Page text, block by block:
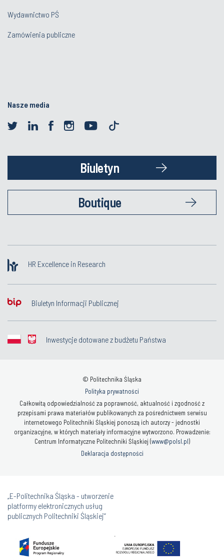
Wydawnictwo PŚ
Zamówienia publiczne
Nasze media
Biuletyn
Boutique
HR Excellence in Research
Biuletyn Informacji Publicznej
Inwestycje dotowane z budżetu Państwa
© Politechnika Śląska
Polityka prywatności
Całkowitą odpowiedzialność za poprawność, aktualność i zgodność z
przepisami prawa materiałów publikowanych za pośrednictwem serwisu
internetowego Politechniki Śląskiej ponoszą ich autorzy - jednostki
organizacyjne, w których materiały informacyjne wytworzono. Prowadzenie:
Centrum Informatyczne Politechniki Śląskiej (www@polsl.pl)
Deklaracja dostępności
„E-Politechnika Śląska - utworzenie
platformy elektronicznych usług
publicznych Politechniki Śląskiej”